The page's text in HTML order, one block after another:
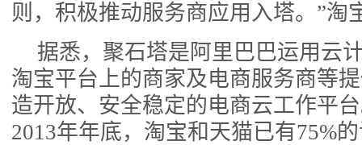
则，积极推动服务商应用入塔。”淘
据悉，聚石塔是阿里巴巴运用云
淘宝平台上的商家及电商服务商等
造开放、安全稳定的电商云工作平
2013年年底，淘宝和天猫已有75%